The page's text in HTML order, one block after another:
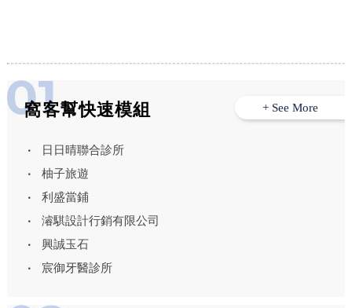
窩客幫快速模組
日日晴聯合診所
柚子旅遊
利盛當鋪
濬騏設計行銷有限公司
興誠玉石
宸御牙醫診所
+ See More